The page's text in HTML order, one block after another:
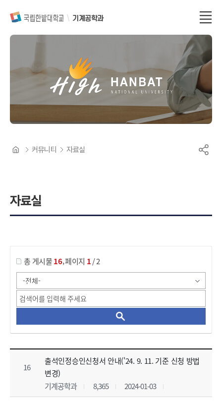
기계공학과
자료실
커뮤니티 자료실
총 게시물16,페이지 1/ 2
자료실 목록 으로 번호, 제목, 작성자, 조회수, 등록 일, 첨부파일로 나열 되고 있습니다.
16
출석인정승인신청서 안내('24. 9. 11. 기준 신청 방법
변경)
기계공학과
8,365 2024-01-03